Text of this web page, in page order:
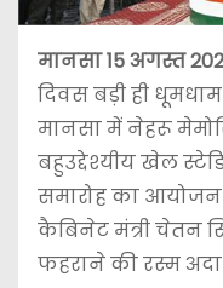
मानसा 15 अगस्त
दिवस बड़ी ही
मानसा में नेहरू
बहुउद्देश्यीय खेल
समारोह का
कैबिनेट मंत्री चेतन
फहराने की रस्म अदा